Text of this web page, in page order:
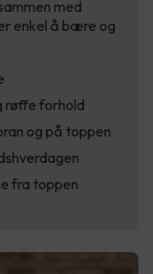
med
enkel å bære og
røffe forhold
og på toppen
fra toppen